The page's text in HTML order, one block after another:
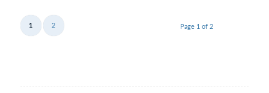
Page 1 of 2
1 2